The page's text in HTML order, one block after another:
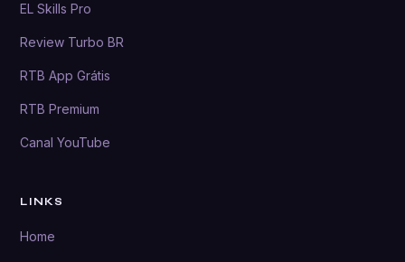
EL Skills Pro
Review Turbo BR
RTB App Grátis
RTB Premium
Canal YouTube
LINKS
Home